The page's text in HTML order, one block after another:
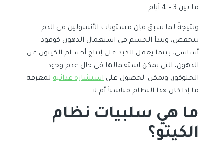
ما بين 3 – 4 أيام.
ونتيجةً لما سبق فإن مستويات الأنسولين في الدم
تنخفض، ويبدأ الجسم في استعمال الدهون كوقود
أساسي، بينما يعمل الكبد على إنتاج أجسام الكيتون من
الدهون، التي يمكن استعمالها في حال عدم وجود
الجلوكوز، ويمكن الحصول على استشارة غذائية لمعرفة
ما إذا كان هذا النظام مناسباً أم لا.
ما هي سلبيات نظام
الكيتو؟